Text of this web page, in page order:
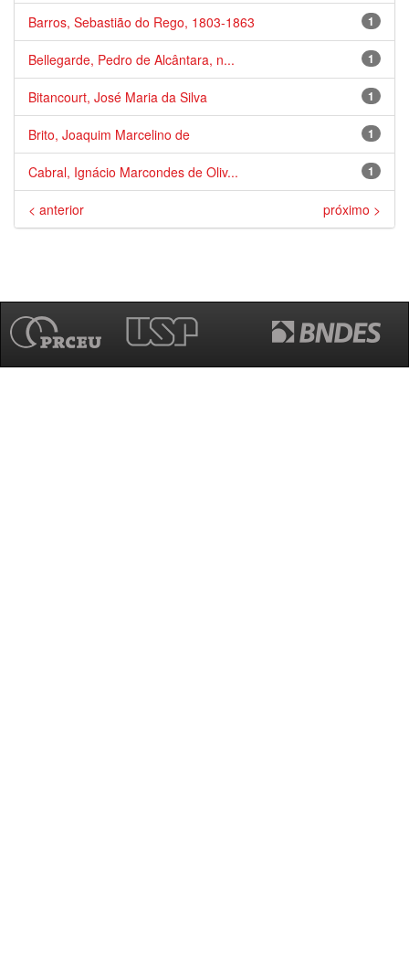
1
Barros, Sebastião do Rego, 1803-1863
1
Bellegarde, Pedro de Alcântara, n...
1
Bitancourt, José Maria da Silva
1
Brito, Joaquim Marcelino de
1
Cabral, Ignácio Marcondes de Oliv...
< anterior próximo >